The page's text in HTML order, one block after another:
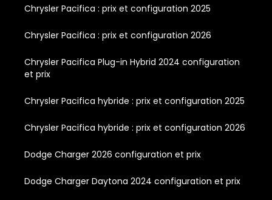
Chrysler Pacifica : prix et configuration 2025
Chrysler Pacifica : prix et configuration 2026
Chrysler Pacifica Plug-in Hybrid 2024 configuration
et prix
Chrysler Pacifica hybride : prix et configuration 2025
Chrysler Pacifica hybride : prix et configuration 2026
Dodge Charger 2026 configuration et prix
Dodge Charger Daytona 2024 configuration et prix